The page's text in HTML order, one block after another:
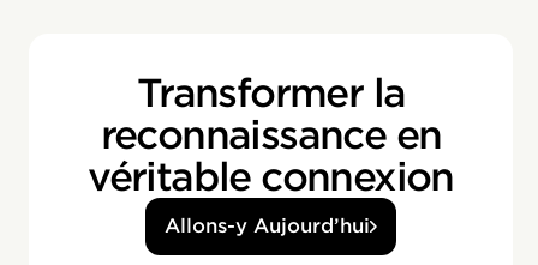
Transformer la
reconnaissance en
véritable connexion
Allons-y Aujourd’hui